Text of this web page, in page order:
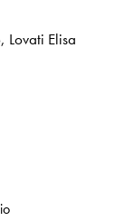
, Lovati Elisa